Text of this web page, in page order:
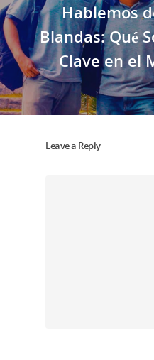
Hablemos
Blandas: Qué
Clave en el
Leave a Reply